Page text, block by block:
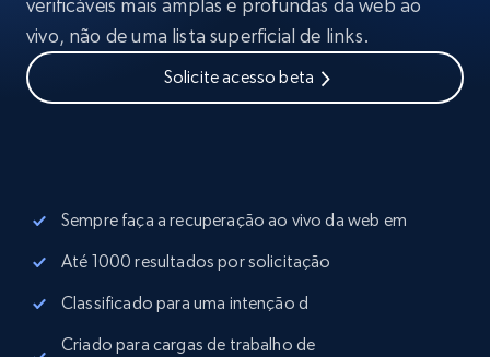
verificáveis mais amplas e profundas da web ao
vivo, não de uma lista superficial de links.
Solicite acesso beta
Sempre faça a recuperação ao vivo da web em
Até 1000 resultados por solicitação
Classificado para uma intenção d
Criado para cargas de trabalho de